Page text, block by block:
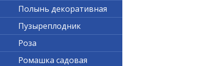
Полынь декоративная
Пузыреплодник
Роза
Ромашка садовая